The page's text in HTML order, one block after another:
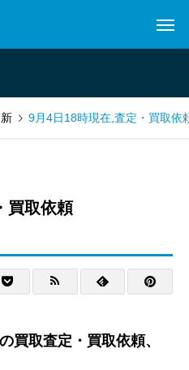
9月4日18時現在,査定・買取依
買取依頼
買取査定・買取依頼、